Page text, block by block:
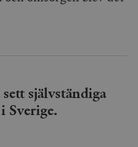
självständiga
Sverige.